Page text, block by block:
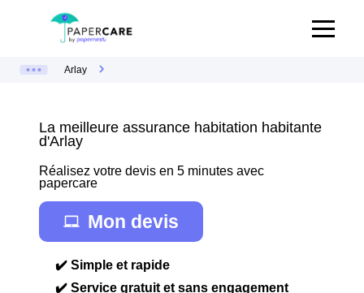
Arlay
La meilleure assurance habitation habitante
d'Arlay
Réalisez votre devis en 5 minutes avec
papercare
Mon devis
✔️ Simple et rapide
✔️ Service gratuit et sans engagement